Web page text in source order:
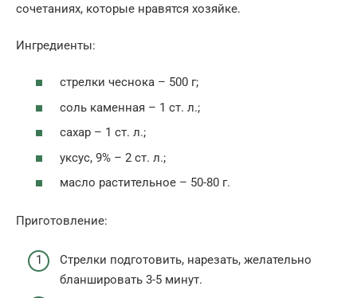
сочетаниях, которые нравятся хозяйке.
Ингредиенты:
стрелки чеснока – 500 г;
соль каменная – 1 ст. л.;
сахар – 1 ст. л.;
уксус, 9% – 2 ст. л.;
масло растительное – 50-80 г.
Приготовление:
Стрелки подготовить, нарезать, желательно
бланшировать 3-5 минут.